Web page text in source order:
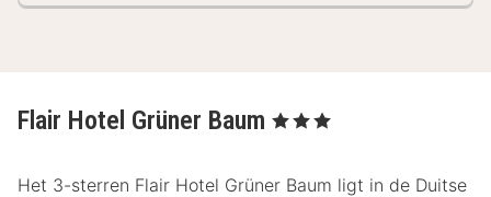
Flair Hotel Grüner Baum , 3 Sterren
Het 3-sterren Flair Hotel Grüner Baum ligt in de Duitse